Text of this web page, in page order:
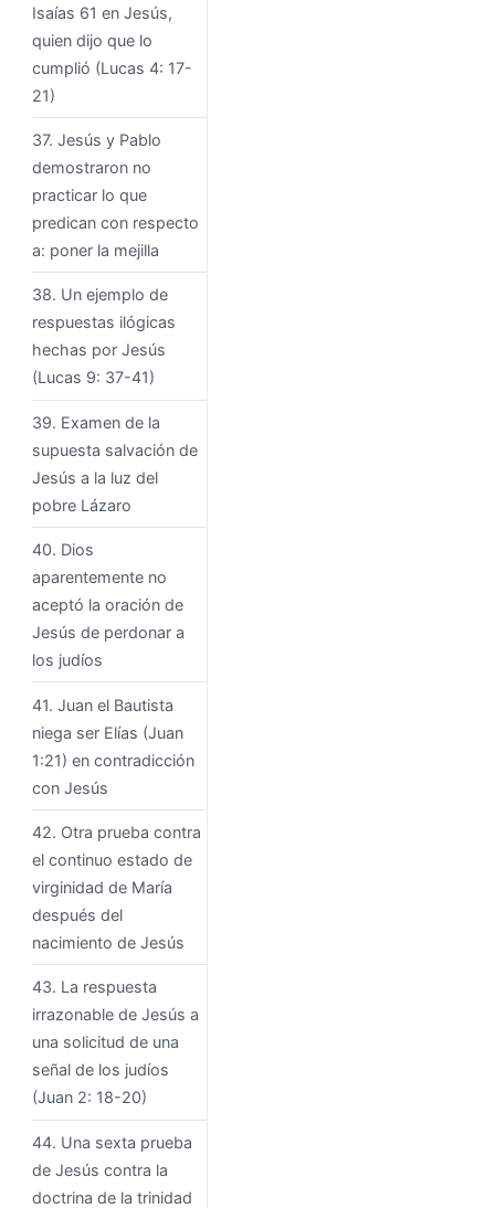
Isaías 61 en Jesús,
quien dijo que lo
cumplió (Lucas 4: 17-
21)
37. Jesús y Pablo
demostraron no
practicar lo que
predican con respecto
a: poner la mejilla
38. Un ejemplo de
respuestas ilógicas
hechas por Jesús
(Lucas 9: 37-41)
39. Examen de la
supuesta salvación de
Jesús a la luz del
pobre Lázaro
40. Dios
aparentemente no
aceptó la oración de
Jesús de perdonar a
los judíos
41. Juan el Bautista
niega ser Elías (Juan
1:21) en contradicción
con Jesús
42. Otra prueba contra
el continuo estado de
virginidad de María
después del
nacimiento de Jesús
43. La respuesta
irrazonable de Jesús a
una solicitud de una
señal de los judíos
(Juan 2: 18-20)
44. Una sexta prueba
de Jesús contra la
doctrina de la trinidad